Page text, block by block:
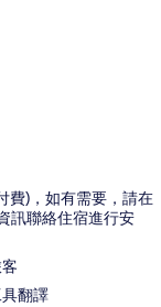
費)，如有需要，請在
訊聯絡住宿進行安
翻譯